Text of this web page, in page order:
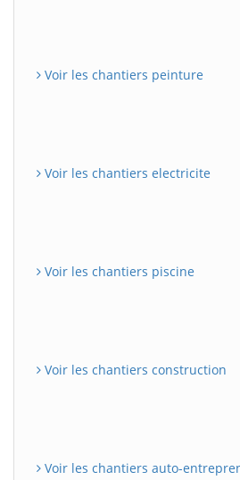
Voir les chantiers peinture
Voir les chantiers electricite
Voir les chantiers piscine
Voir les chantiers construction
Voir les chantiers auto-